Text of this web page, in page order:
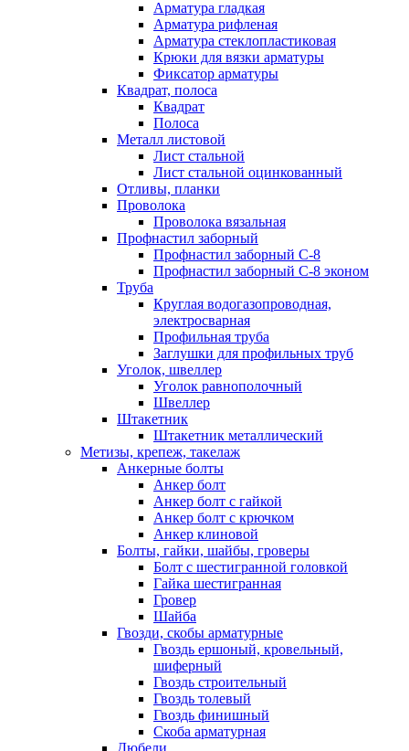
Арматура гладкая
Арматура рифленая
Арматура стеклопластиковая
Крюки для вязки арматуры
Фиксатор арматуры
Квадрат, полоса
Квадрат
Полоса
Металл листовой
Лист стальной
Лист стальной оцинкованный
Отливы, планки
Проволока
Проволока вязальная
Профнастил заборный
Профнастил заборный С-8
Профнастил заборный С-8 эконом
Труба
Круглая водогазопроводная,
электросварная
Профильная труба
Заглушки для профильных труб
Уголок, швеллер
Уголок равнополочный
Швеллер
Штакетник
Штакетник металлический
Метизы, крепеж, такелаж
Анкерные болты
Анкер болт
Анкер болт с гайкой
Анкер болт с крючком
Анкер клиновой
Болты, гайки, шайбы, гроверы
Болт c шестигранной головкой
Гайка шестигранная
Гровер
Шайба
Гвозди, скобы арматурные
Гвоздь ершоный, кровельный,
шиферный
Гвоздь строительный
Гвоздь толевый
Гвоздь финишный
Скоба арматурная
Дюбели